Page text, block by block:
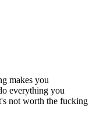
makes you
everything you
not worth the fucking